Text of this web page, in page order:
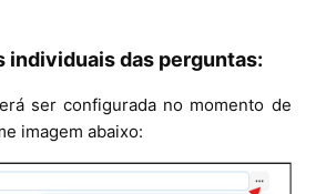
das perguntas:
ser configurada no momento de
imagem abaixo: